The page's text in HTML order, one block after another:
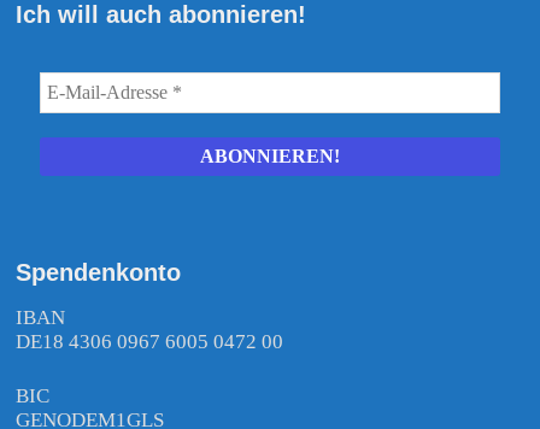
Ich will auch abonnieren!
Spendenkonto
IBAN
DE18 4306 0967 6005 0472 00
BIC
GENODEM1GLS